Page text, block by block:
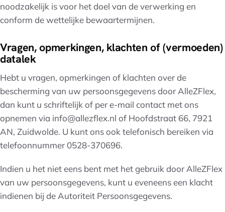
noodzakelijk is voor het doel van de verwerking en
conform de wettelijke bewaartermijnen.
Vragen, opmerkingen, klachten of (vermoeden)
datalek
Hebt u vragen, opmerkingen of klachten over de
bescherming van uw persoonsgegevens door AlleZFlex,
dan kunt u schriftelijk of per e-mail contact met ons
opnemen via info@allezflex.nl of Hoofdstraat 66, 7921
AN, Zuidwolde. U kunt ons ook telefonisch bereiken via
telefoonnummer 0528-370696.
Indien u het niet eens bent met het gebruik door AlleZFlex
van uw persoonsgegevens, kunt u eveneens een klacht
indienen bij de Autoriteit Persoonsgegevens.